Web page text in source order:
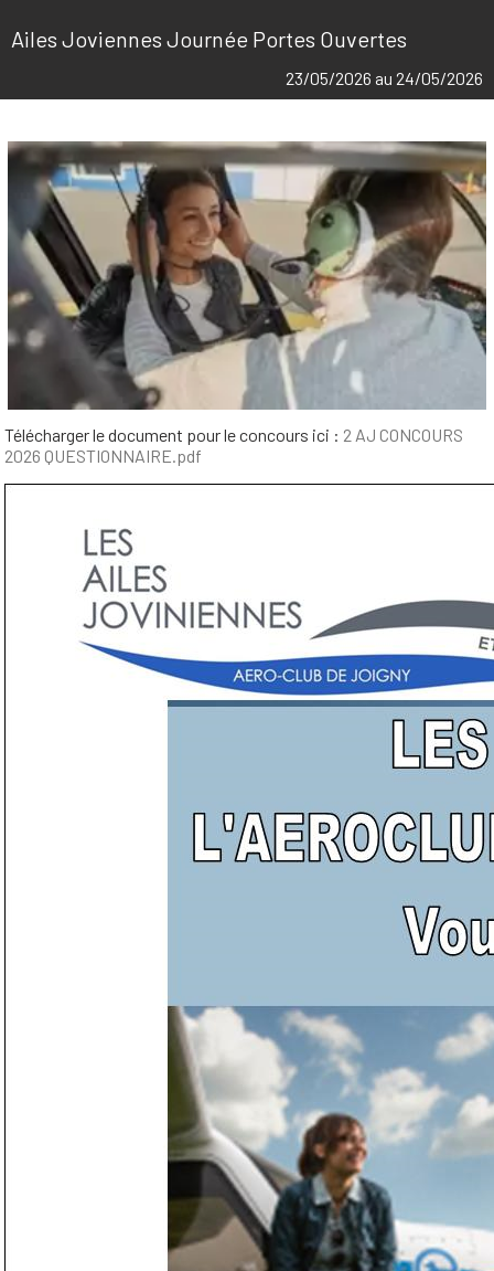
Ailes Joviennes Journée Portes Ouvertes
23/05/2026 au 24/05/2026
Télécharger le document pour le concours ici : 2 AJ CONCOURS
2026 QUESTIONNAIRE.pdf